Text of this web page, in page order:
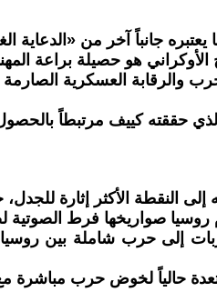
جانباً آخر من
الأوكراني هو حصيلة براعة
والرقابة العسكرية
حققته كييف مرتبطاً
النقطة الأكثر إثارة
صواريخها فرط الصوتية
إلى حرب شاملة بين
حالياً لخوض حرب